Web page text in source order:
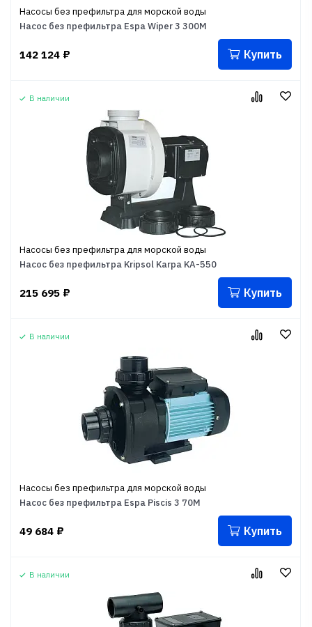
Насосы без префильтра для морской воды
Насос без префильтра Espa Wiper 3 300M
142 124 ₽ Купить
В наличии
Насосы без префильтра для морской воды
Насос без префильтра Kripsol Karpa KA-550
215 695 ₽ Купить
В наличии
Насосы без префильтра для морской воды
Насос без префильтра Espa Piscis 3 70M
49 684 ₽ Купить
В наличии